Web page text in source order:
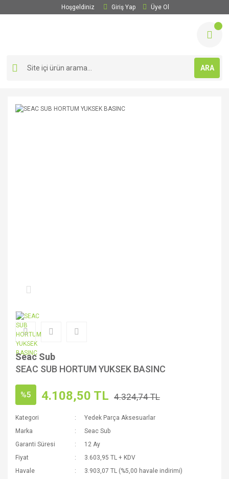
Hoşgeldiniz Giriş Yap Üye Ol
ARA
Seac Sub
SEAC SUB HORTUM YUKSEK BASINC
%5 4.108,50 TL 4.324,74 TL
Kategori
Yedek Parça Aksesuarlar
Marka
Seac Sub
Garanti Süresi
12 Ay
Fiyat
3.603,95 TL + KDV
Havale
3.903,07 TL (%5,00 havale indirimi)